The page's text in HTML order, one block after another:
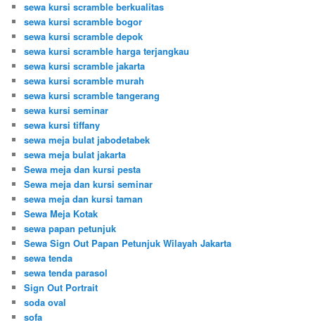
sewa kursi scramble berkualitas
sewa kursi scramble bogor
sewa kursi scramble depok
sewa kursi scramble harga terjangkau
sewa kursi scramble jakarta
sewa kursi scramble murah
sewa kursi scramble tangerang
sewa kursi seminar
sewa kursi tiffany
sewa meja bulat jabodetabek
sewa meja bulat jakarta
Sewa meja dan kursi pesta
Sewa meja dan kursi seminar
sewa meja dan kursi taman
Sewa Meja Kotak
sewa papan petunjuk
Sewa Sign Out Papan Petunjuk Wilayah Jakarta
sewa tenda
sewa tenda parasol
Sign Out Portrait
soda oval
sofa